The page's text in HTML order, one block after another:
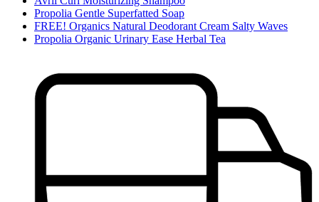
Propolia Gentle Superfatted Soap
FREE! Organics Natural Deodorant Cream Salty Waves
Propolia Organic Urinary Ease Herbal Tea